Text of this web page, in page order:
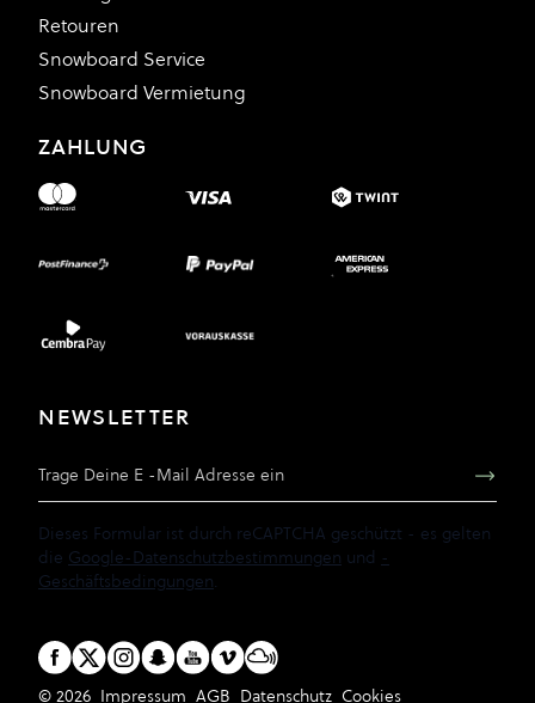
Retouren
Snowboard Service
Snowboard Vermietung
ZAHLUNG
NEWSLETTER
Dieses Formular ist durch reCAPTCHA geschützt - es gelten
die Google-Datenschutzbestimmungen und -
Geschäftsbedingungen.
© 2026 Impressum AGB Datenschutz Cookies